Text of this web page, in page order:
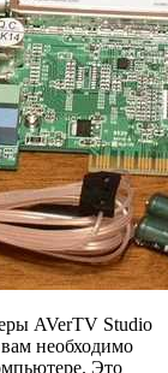
AVerTV Studio
необходимо
Это